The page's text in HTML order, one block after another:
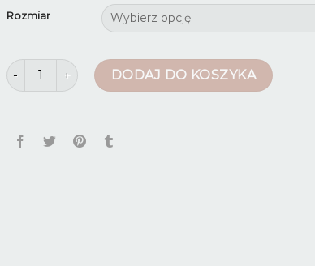
Rozmiar
ilość legginsy bawełnianeDODAJ DO KOSZYKA